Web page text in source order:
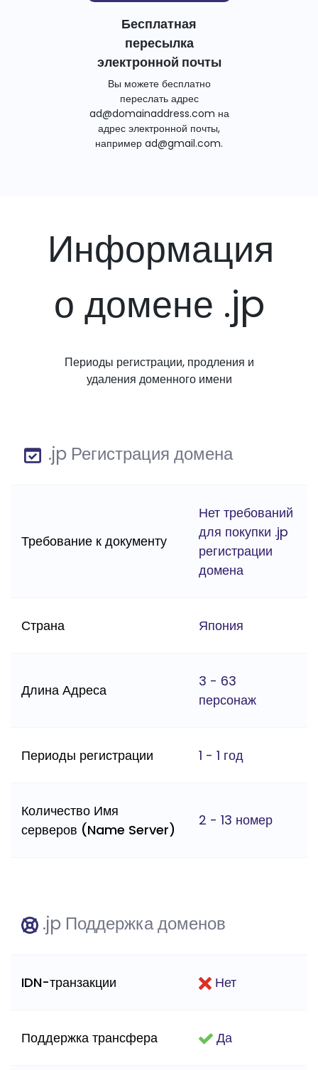
Бесплатная
пересылка
электронной почты
Вы можете бесплатно
переслать адрес
ad@domainaddress.com на
адрес электронной почты,
например ad@gmail.com.
Информация
о домене .jp
Периоды регистрации, продления и
удаления доменного имени
.jp Регистрация домена
Требование к документу
Нет требований
для покупки .jp
регистрации
домена
Страна Япония
Длина Адреса
3 - 63
персонаж
Периоды регистрации 1 - 1 год
Количество Имя
серверов (Name Server)
2 - 13 номер
.jp Поддержка доменов
IDN-транзакции Нет
Поддержка трансфера Да